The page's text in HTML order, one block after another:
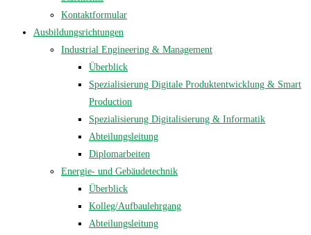
Kontaktformular
Ausbildungsrichtungen
Industrial Engineering & Management
Überblick
Spezialisierung Digitale Produktentwicklung & Smart
Production
Spezialisierung Digitalisierung & Informatik
Abteilungsleitung
Diplomarbeiten
Energie- und Gebäudetechnik
Überblick
Kolleg/Aufbaulehrgang
Abteilungsleitung